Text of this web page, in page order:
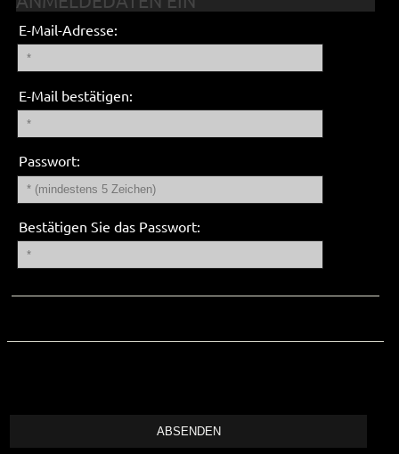
E-Mail-Adresse:
E-Mail bestätigen:
Passwort:
Bestätigen Sie das Passwort: